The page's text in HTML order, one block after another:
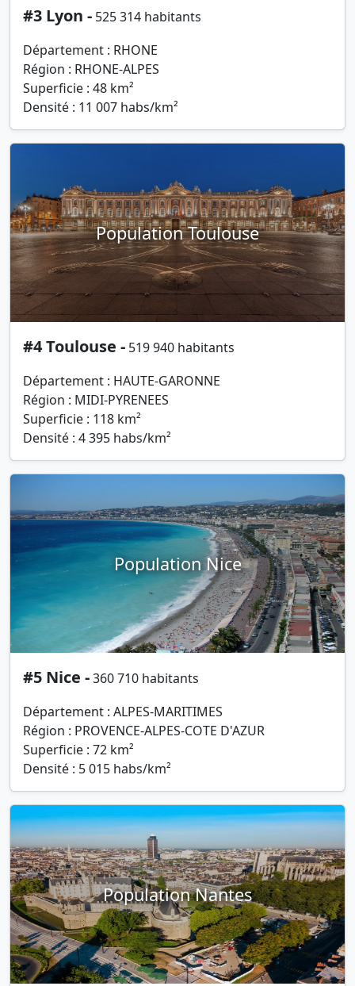
#3 Lyon - 525 314 habitants
Département : RHONE
Région : RHONE-ALPES
Superficie : 48 km²
Densité : 11 007 habs/km²
Population Toulouse
#4 Toulouse - 519 940 habitants
Département : HAUTE-GARONNE
Région : MIDI-PYRENEES
Superficie : 118 km²
Densité : 4 395 habs/km²
Population Nice
#5 Nice -360 710 habitants
Département : ALPES-MARITIMES
Région : PROVENCE-ALPES-COTE D'AZUR
Superficie : 72 km²
Densité : 5 015 habs/km²
Population Nantes